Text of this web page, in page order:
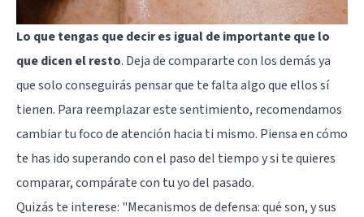
Lo que tengas que decir es igual de importante que lo
que dicen el resto. Deja de compararte con los demás ya
que solo conseguirás pensar que te falta algo que ellos sí
tienen. Para reemplazar este sentimiento, recomendamos
cambiar tu foco de atención hacia ti mismo. Piensa en cómo
te has ido superando con el paso del tiempo y si te quieres
comparar, compárate con tu yo del pasado.
Quizás te interese: "Mecanismos de defensa: qué son, y sus